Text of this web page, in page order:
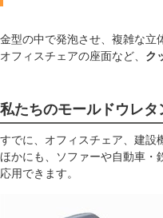
金型の中で発泡させ、複雑な立
オフィスチェアの座面など、 ク
私たちのモールドウレ
すでに、オフィスチェア、建設
ほかにも、ソファーや自動車・
応用できます。